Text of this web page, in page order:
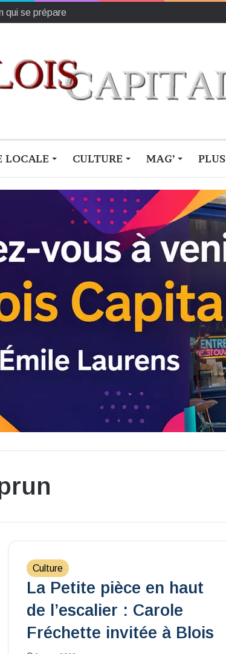
démonstration de force
LOCALE CULTURE MAG’ PLUS
Culture
La Petite pièce en haut
de l’escalier : Carole
Fréchette invitée à Blois